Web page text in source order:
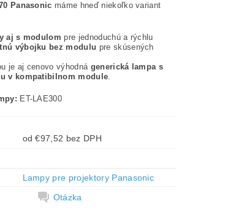
Panasonic máme hneď niekoľko variant
aj s modulom pre jednoduchú a rýchlu
výbojku bez modulu pre skúsených
je aj cenovo výhodná generická lampa s
v kompatibilnom module.
ET-LAE300
od €97,52 bez DPH
Lampy pre projektory Panasonic
Otázka